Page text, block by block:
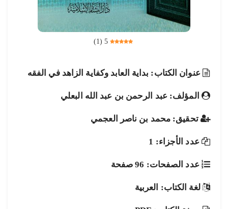
5
(
1
)
عنوان الكتاب: بداية العابد وكفاية الزاهد في الفقه
المؤلف: عبد الرحمن بن عبد الله البعلي
تحقيق: محمد بن ناصر العجمي
عدد الأجزاء: 1
عدد الصفحات: 96 صفحة
لغة الكتاب: العربية